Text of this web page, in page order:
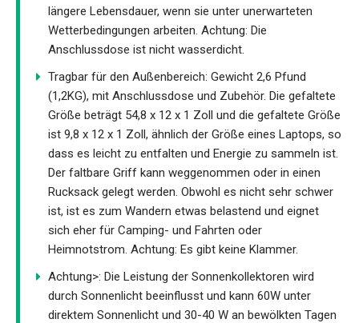
längere Lebensdauer, wenn sie unter unerwarteten
Wetterbedingungen arbeiten. Achtung: Die
Anschlussdose ist nicht wasserdicht.
Tragbar für den Außenbereich: Gewicht 2,6 Pfund
(1,2KG), mit Anschlussdose und Zubehör. Die gefaltete
Größe beträgt 54,8 x 12 x 1 Zoll und die gefaltete Größe
ist 9,8 x 12 x 1 Zoll, ähnlich der Größe eines Laptops, so
dass es leicht zu entfalten und Energie zu sammeln ist.
Der faltbare Griff kann weggenommen oder in einen
Rucksack gelegt werden. Obwohl es nicht sehr schwer
ist, ist es zum Wandern etwas belastend und eignet
sich eher für Camping- und Fahrten oder
Heimnotstrom. Achtung: Es gibt keine Klammer.
Achtung>: Die Leistung der Sonnenkollektoren wird
durch Sonnenlicht beeinflusst und kann 60W unter
direktem Sonnenlicht und 30-40 W an bewölkten Tagen